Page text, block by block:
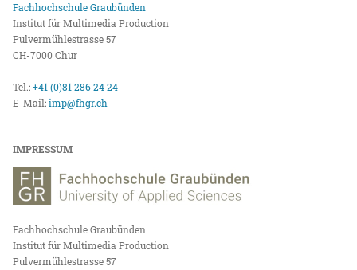
Fachhochschule Graubünden
Institut für Multimedia Production
Pulvermühlestrasse 57
CH-7000 Chur
Tel.:+41 (0)81 286 24 24
E-Mail:imp@fhgr.ch
IMPRESSUM
Fachhochschule Graubünden
Institut für Multimedia Production
Pulvermühlestrasse 57